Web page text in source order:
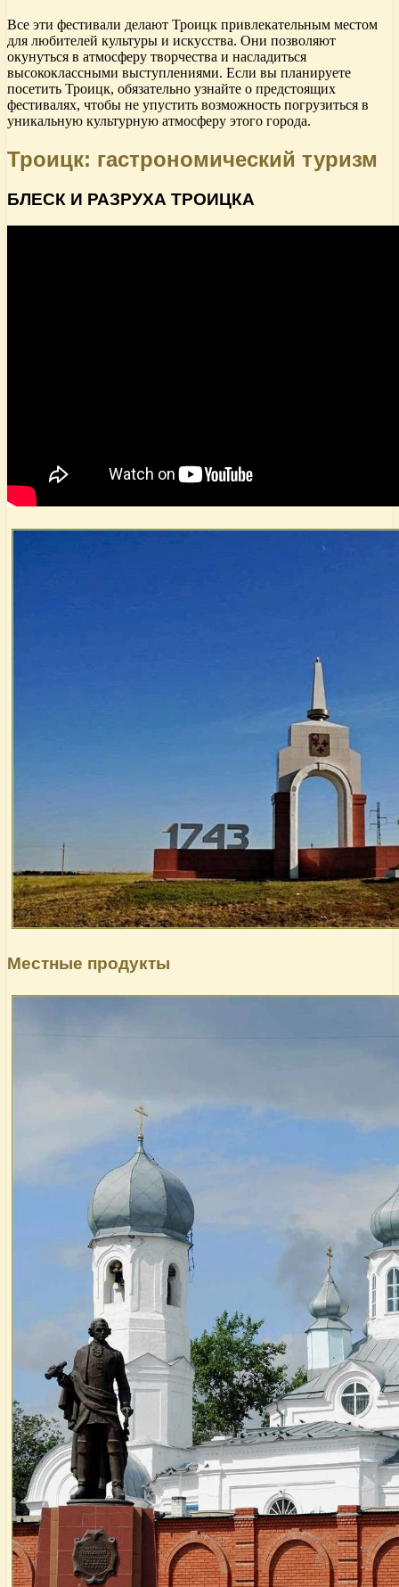
Все эти фестивали делают Троицк привлекательным местом
для любителей культуры и искусства. Они позволяют
окунуться в атмосферу творчества и насладиться
высококлассными выступлениями. Если вы планируете
посетить Троицк, обязательно узнайте о предстоящих
фестивалях, чтобы не упустить возможность погрузиться в
уникальную культурную атмосферу этого города.
Троицк: гастрономический туризм
БЛЕСК И РАЗРУХА ТРОИЦКА
Местные продукты